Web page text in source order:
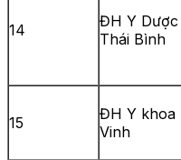
14
ĐH Y Dược
Thái Bình
15
ĐH Y khoa
Vinh